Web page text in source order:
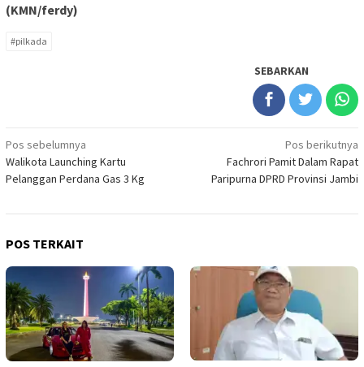
(KMN/ferdy)
#pilkada
SEBARKAN
Navigasi
pos
Pos sebelumnya
Walikota Launching Kartu
Pelanggan Perdana Gas 3 Kg
Pos berikutnya
Fachrori Pamit Dalam Rapat
Paripurna DPRD Provinsi Jambi
POS TERKAIT